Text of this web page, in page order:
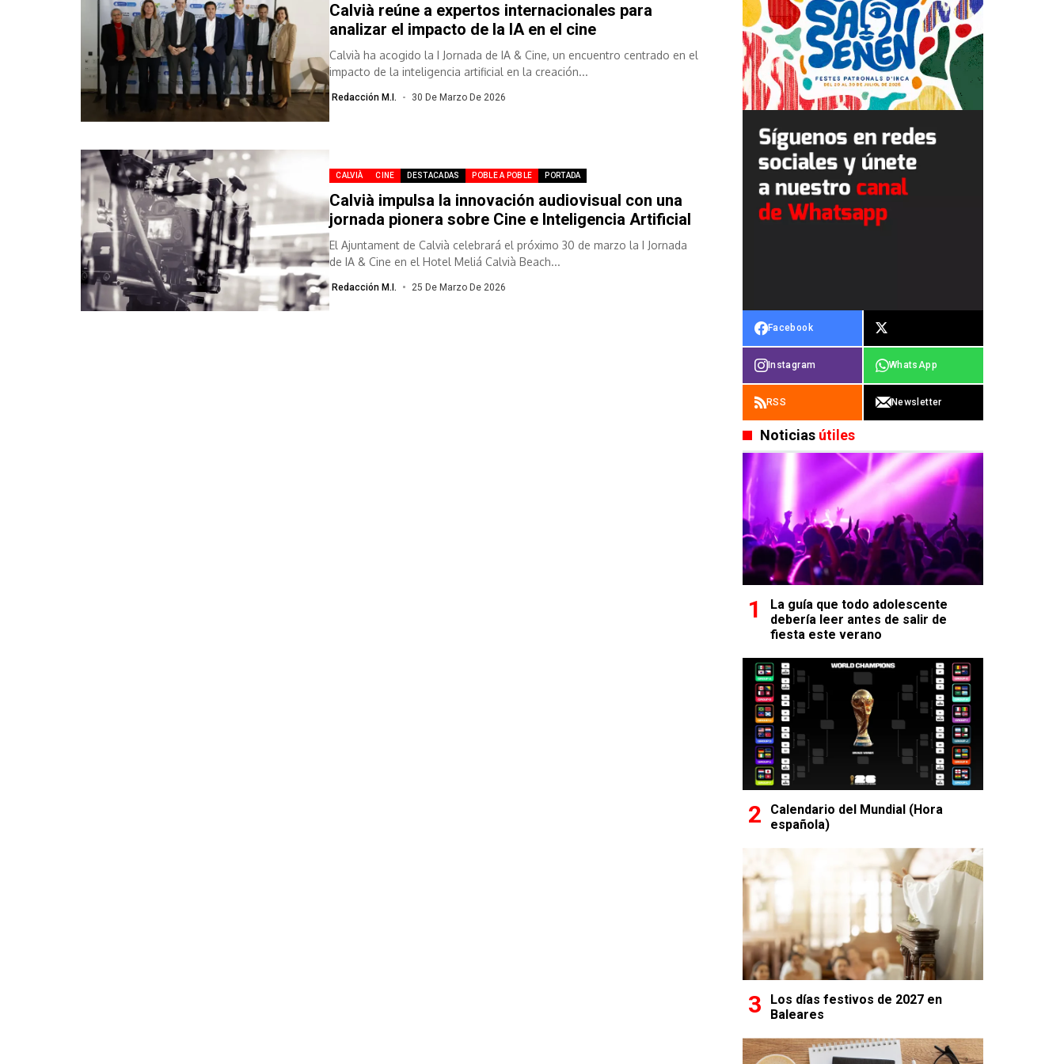
Calvià reúne a expertos internacionales para
analizar el impacto de la IA en el cine
Calvià ha acogido la I Jornada de IA & Cine, un encuentro centrado en el
impacto de la inteligencia artificial en la creación...
Redacción M.I. 30 De Marzo De 2026
CALVIÀ CINE DESTACADAS POBLE A POBLE PORTADA
Calvià impulsa la innovación audiovisual con una
jornada pionera sobre Cine e Inteligencia Artificial
El Ajuntament de Calvià celebrará el próximo 30 de marzo la I Jornada
de IA & Cine en el Hotel Meliá Calvià Beach...
Redacción M.I. 25 De Marzo De 2026
Facebook
Instagram WhatsApp
RSS Newsletter
Noticias útiles
La guía que todo adolescente
debería leer antes de salir de
fiesta este verano
Calendario del Mundial (Hora
española)
Los días festivos de 2027 en
Baleares